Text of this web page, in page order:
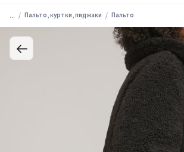
... Пальто, куртки, пиджаки Пальто